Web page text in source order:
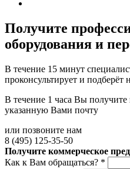
Получите
оборудования и
В течение 15 минут
проконсультирует и подберёт
В течение 1 часа Вы получите
указанную Вами почту
или позвоните нам
8 (495) 125-35-50
Получите коммерческое
Как к Вам обращаться? *